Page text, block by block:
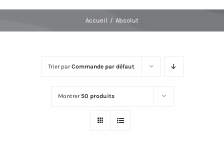
Accueil Absolut
Trier parCommande par défaut
Montrer50 produits